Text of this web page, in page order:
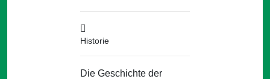
Historie
Die Geschichte der